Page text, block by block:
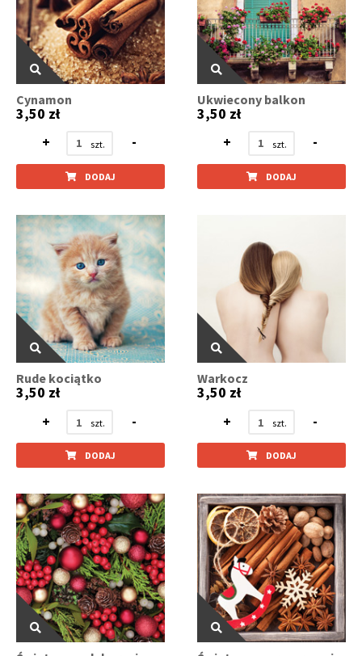
Cynamon
3,50 zł
+
-
DODAJ
Ukwiecony balkon
3,50 zł
+
-
DODAJ
Rude kociątko
3,50 zł
+
-
DODAJ
Warkocz
3,50 zł
+
-
DODAJ